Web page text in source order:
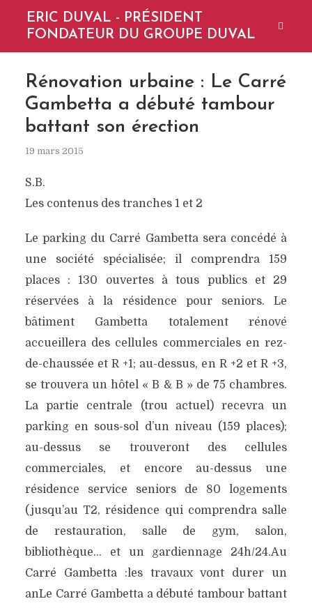
ERIC DUVAL - PRÉSIDENT
FONDATEUR DU GROUPE DUVAL
Rénovation urbaine : Le Carré
Gambetta a débuté tambour
battant son érection
19 mars 2015
S.B.
Les contenus des tranches 1 et 2
Le parking du Carré Gambetta sera concédé à
une société spécialisée; il comprendra 159
places : 130 ouvertes à tous publics et 29
réservées à la résidence pour seniors. Le
bâtiment Gambetta totalement rénové
accueillera des cellules commerciales en rez-
de-chaussée et R +1; au-dessus, en R +2 et R +3,
se trouvera un hôtel « B & B » de 75 chambres.
La partie centrale (trou actuel) recevra un
parking en sous-sol d’un niveau (159 places);
au-dessus se trouveront des cellules
commerciales, et encore au-dessus une
résidence service seniors de 80 logements
(jusqu’au T2, résidence qui comprendra salle
de restauration, salle de gym, salon,
bibliothèque… et un gardiennage 24h/24.Au
Carré Gambetta :les travaux vont durer un
anLe Carré Gambetta a débuté tambour battant